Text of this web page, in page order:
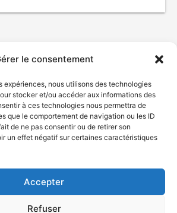
le consentement
expériences, nous utilisons des technologies
stocker et/ou accéder aux informations des
à ces technologies nous permettra de
que le comportement de navigation ou les ID
de ne pas consentir ou de retirer son
un effet négatif sur certaines caractéristiques
Accepter
Refuser
du Québec, 2026
Plan du site
Accessibilité
Accès à l'information
Déclaration de services